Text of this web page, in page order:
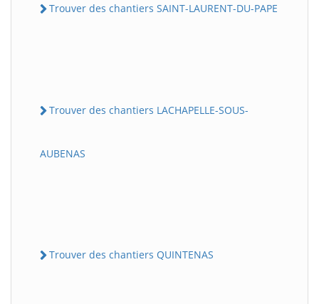
Trouver des chantiers SAINT-LAURENT-DU-PAPE
Trouver des chantiers LACHAPELLE-SOUS-
AUBENAS
Trouver des chantiers QUINTENAS